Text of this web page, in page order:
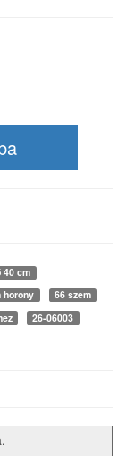
40 cm
horony
66 szem
26-06003